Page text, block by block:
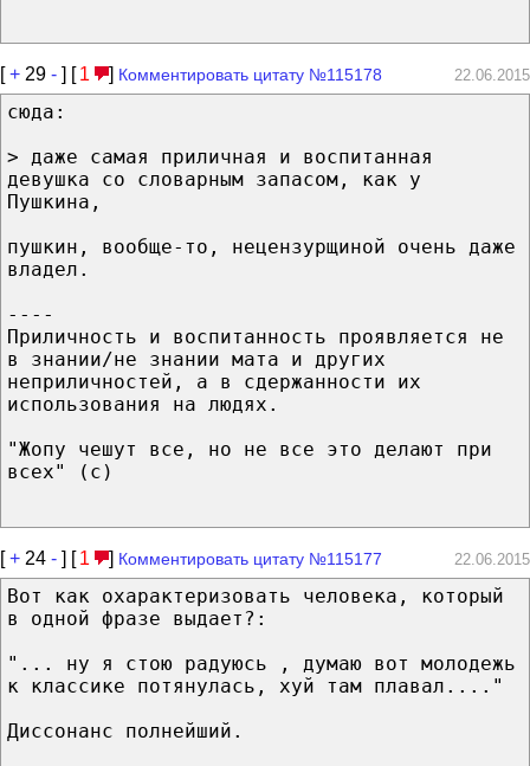
[+ 29 - ] [ 1 ] Комментировать цитату №115178 22.06.2015
сюда:
> даже самая приличная и воспитанная
девушка со словарным запасом, как у
Пушкина,
пушкин, вообще-то, нецензурщиной очень даже
владел.
----
Приличность и воспитанность проявляется не
в знании/не знании мата и других
неприличностей, а в сдержанности их
использования на людях.
"Жопу чешут все, но не все это делают при
всех" (с)
[+ 24 - ] [ 1 ] Комментировать цитату №115177 22.06.2015
Вот как охарактеризовать человека, который
в одной фразе выдает?:
"... ну я стою радуюсь , думаю вот молодежь
к классике потянулась, хуй там плавал...."
Диссонанс полнейший.